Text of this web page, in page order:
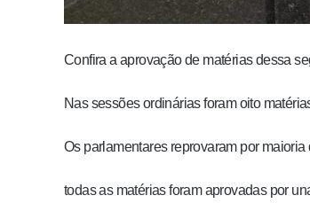
Confira a aprovação de matérias dessa
Nas sessões ordinárias foram oito
Os parlamentares reprovaram por
todas as matérias foram aprovadas por